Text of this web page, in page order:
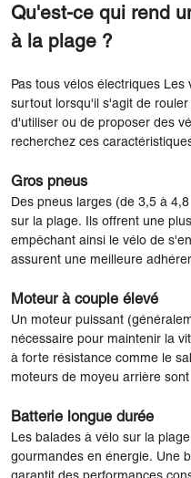
Qu'est-ce qui rend
à la plage ?
Pas tous vélos électriques
surtout lorsqu'il s'agit de
d'utiliser ou de proposer des
recherchez ces
Gros pneus
Des pneus larges (de 3,5 à
sur la plage. Ils offrent une
empêchant ainsi le vélo de
assurent une meilleure
Moteur à couple élevé
Un moteur puissant
nécessaire pour maintenir la
à forte résistance comme le
moteurs de moyeu arrière
Batterie longue durée
Les balades à vélo sur la
gourmandes en énergie. Une